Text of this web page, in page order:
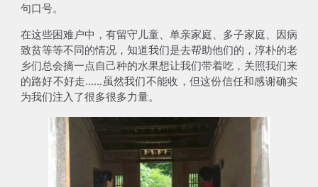
句口号。
在这些困难户中，有留守儿童、单亲家庭、多子家庭、因病
致贫等等不同的情况，知道我们是去帮助他们的，淳朴的老
乡们总会摘一点自己种的水果想让我们带着吃，关照我们来
的路好不好走......虽然我们不能收，但这份信任和感谢确实
为我们注入了很多很多力量。